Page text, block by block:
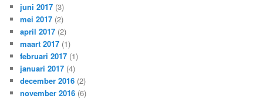
juni 2017 (3)
mei 2017 (2)
april 2017 (2)
maart 2017 (1)
februari 2017 (1)
januari 2017 (4)
december 2016 (2)
november 2016 (6)